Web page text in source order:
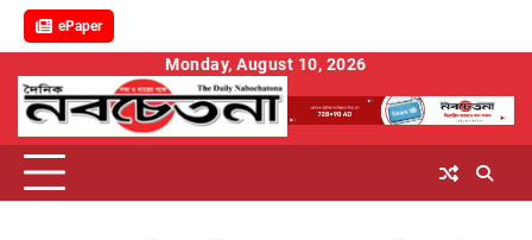
ePaper
content
Monday, August 10, 2026